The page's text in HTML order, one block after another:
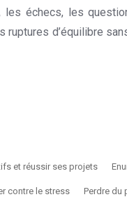
échecs, les
d’équilibre
et réussir ses projets
contre le stress Perdre du